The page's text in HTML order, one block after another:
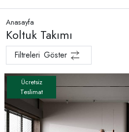
Anasayfa
Koltuk Takımı
Filtreleri Göster